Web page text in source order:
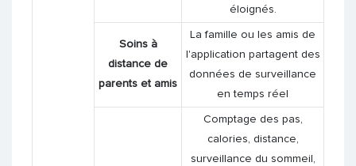
éloignés.
Soins à
distance de
parents et amis
La famille ou les amis de
l'application partagent des
données de surveillance
en temps réel
Comptage des pas,
calories, distance,
surveillance du sommeil,